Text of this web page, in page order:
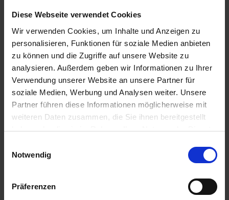
Diese Webseite verwendet Cookies
Wir verwenden Cookies, um Inhalte und Anzeigen zu
personalisieren, Funktionen für soziale Medien anbieten
zu können und die Zugriffe auf unsere Website zu
analysieren. Außerdem geben wir Informationen zu Ihrer
Verwendung unserer Website an unsere Partner für
soziale Medien, Werbung und Analysen weiter. Unsere
Partner führen diese Informationen möglicherweise mit
weiteren Daten zusammen, die Sie ihnen bereitgestellt
haben oder die sie im Rahmen Ihrer Nutzung der Dienste
Cookies, wenn Sie unsere Webseite weiterhin nutzen.
Notwendig
Präferenzen
zzgl. Versandkosten
Sofort versandfertig, Lieferzeit ca. 2-4 Werktage innerhalb
Deutschlands
In denWarenkorb
Merken Bewerten
Artikel Nr.: 7198050
Beschreibung
Die Geschenkidee für jeden BMW 2V Boxer Enthusiasten.
Gutscheinwert Gutschein im Wert von...
Bewertungen